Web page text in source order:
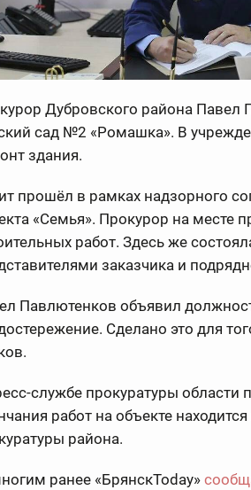
Дубровского района
сад №2 «Ромашка». В
здания.
прошёл в рамках надзорного
«Семья». Прокурор на месте
работ. Здесь же
заказчика и
Павлютенков объявил
Сделано это для
службе прокуратуры области
работ на объекте
района.
ранее «БрянскToday»